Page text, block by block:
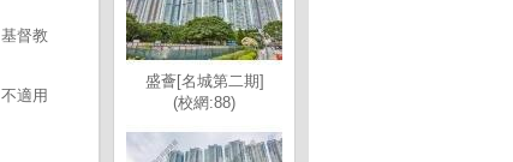
基督教
不適用
盛薈[名城第二期]
(校網:88)